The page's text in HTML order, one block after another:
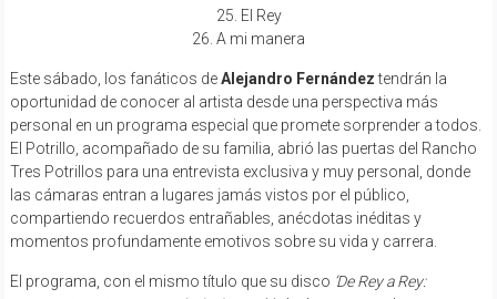
25. El Rey
26. A mi manera
Este sábado, los fanáticos deAlejandro Fernándeztendrán la
oportunidad de conocer al artista desde una perspectiva más
personal en un programa especial que promete sorprender a todos.
El Potrillo, acompañado de su familia, abrió las puertas del Rancho
Tres Potrillos para una entrevista exclusiva y muy personal, donde
las cámaras entran a lugares jamás vistos por el público,
compartiendo recuerdos entrañables, anécdotas inéditas y
momentos profundamente emotivos sobre su vida y carrera.
El programa, con el mismo título que su disco ‘De Rey a Rey: